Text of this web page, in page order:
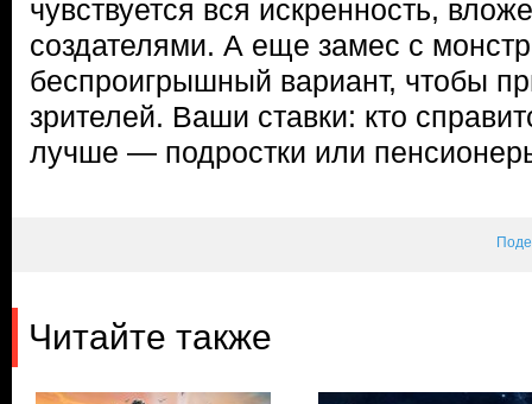
чувствуется вся искренность,
создателями. А еще замес с
беспроигрышный вариант, чтобы
зрителей. Ваши ставки: кто
лучше — подростки или
Читайте также